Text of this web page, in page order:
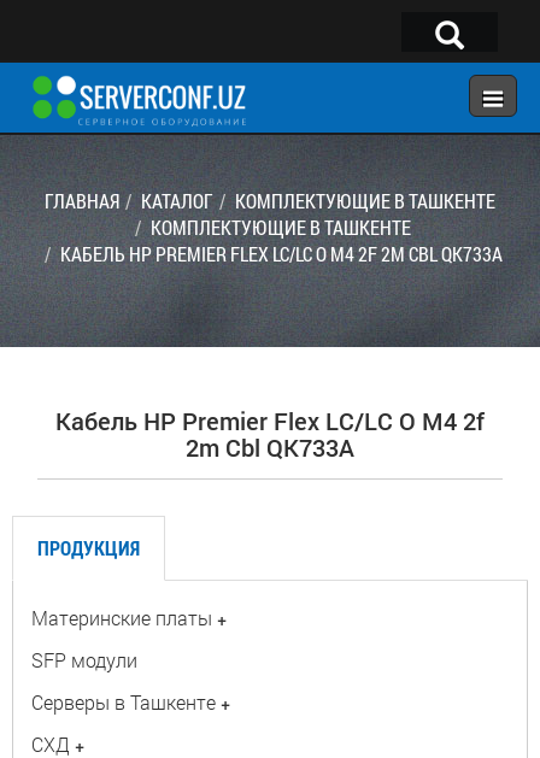
×
ГЛАВНАЯ
КОНФИГУРАТОР
КАТАЛОГ
УСЛУГИ
КОНТАКТЫ
Telegram:@serverconf_uz
Тел: (90) 932-18-00
ГЛАВНАЯ КАТАЛОГ
КОМПЛЕКТУЮЩИЕ В ТАШКЕНТЕ
КОМПЛЕКТУЮЩИЕ В ТАШКЕНТЕ
КАБЕЛЬ HP PREMIER FLEX LC/LC O M4 2F 2M CBL QK733A
Кабель HP Premier Flex LC/LC O M4 2f
2m Cbl QK733A
ПРОДУКЦИЯ
Материнские платы +
SFP модули
Серверы в Ташкенте +
СХД +